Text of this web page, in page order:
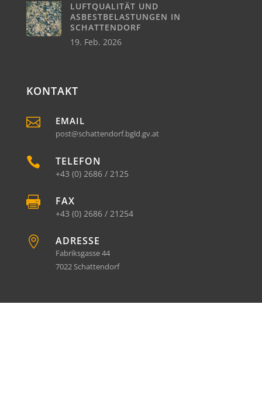
LUFTQUALITÄT UND
ASBESTBELASTUNGEN IN
SCHATTENDORF
19. Feb. 2026
KONTAKT
 EMAIL
post@schattendorf.bgld.gv.at
 TELEFON
+43 (0) 2686 / 2125
 FAX
+43 (0) 2686 / 21254
 ADRESSE
Fabriksgasse 44
7022 Schattendorf